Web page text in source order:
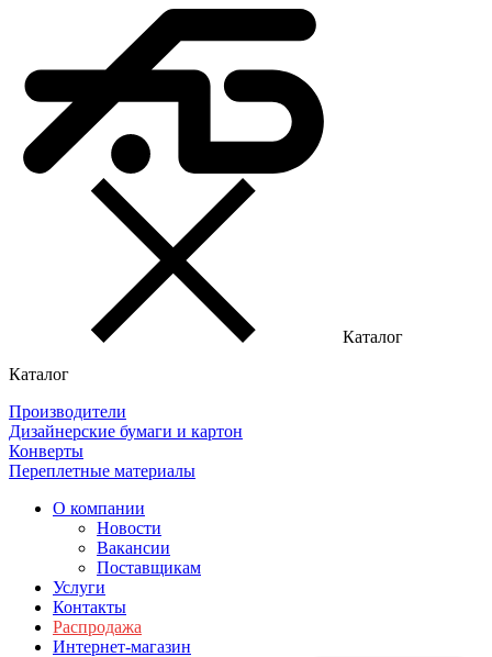
Каталог
Каталог
Производители
Дизайнерские бумаги и картон
Конверты
Переплетные материалы
О компании
Новости
Вакансии
Поставщикам
Услуги
Контакты
Распродажа
Интернет-магазин